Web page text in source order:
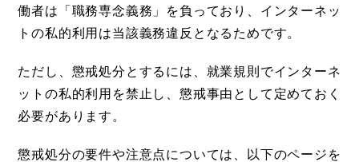
働者は「職務専念義務」を負っており、インターネッ
トの私的利用は当該義務違反となるためです。
ただし、懲戒処分とするには、就業規則でインターネ
ットの私的利用を禁止し、懲戒事由として定めておく
必要があります。
懲戒処分の要件や注意点については、以下のページを